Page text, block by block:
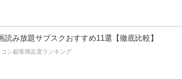
読み放題サブスクおすすめ11選【徹底比較】
コン顧客満足度ランキング